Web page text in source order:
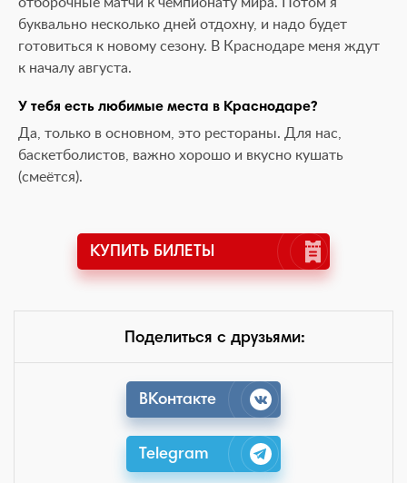
буквально несколько дней отдохну, и надо будет
готовиться к новому сезону. В Краснодаре меня ждут
к началу августа.
У тебя есть любимые места в Краснодаре?
Да, только в основном, это рестораны. Для нас,
баскетболистов, важно хорошо и вкусно кушать
(смеётся).
КУПИТЬ БИЛЕТЫ
Поделиться с друзьями:
ВКонтакте
Telegram